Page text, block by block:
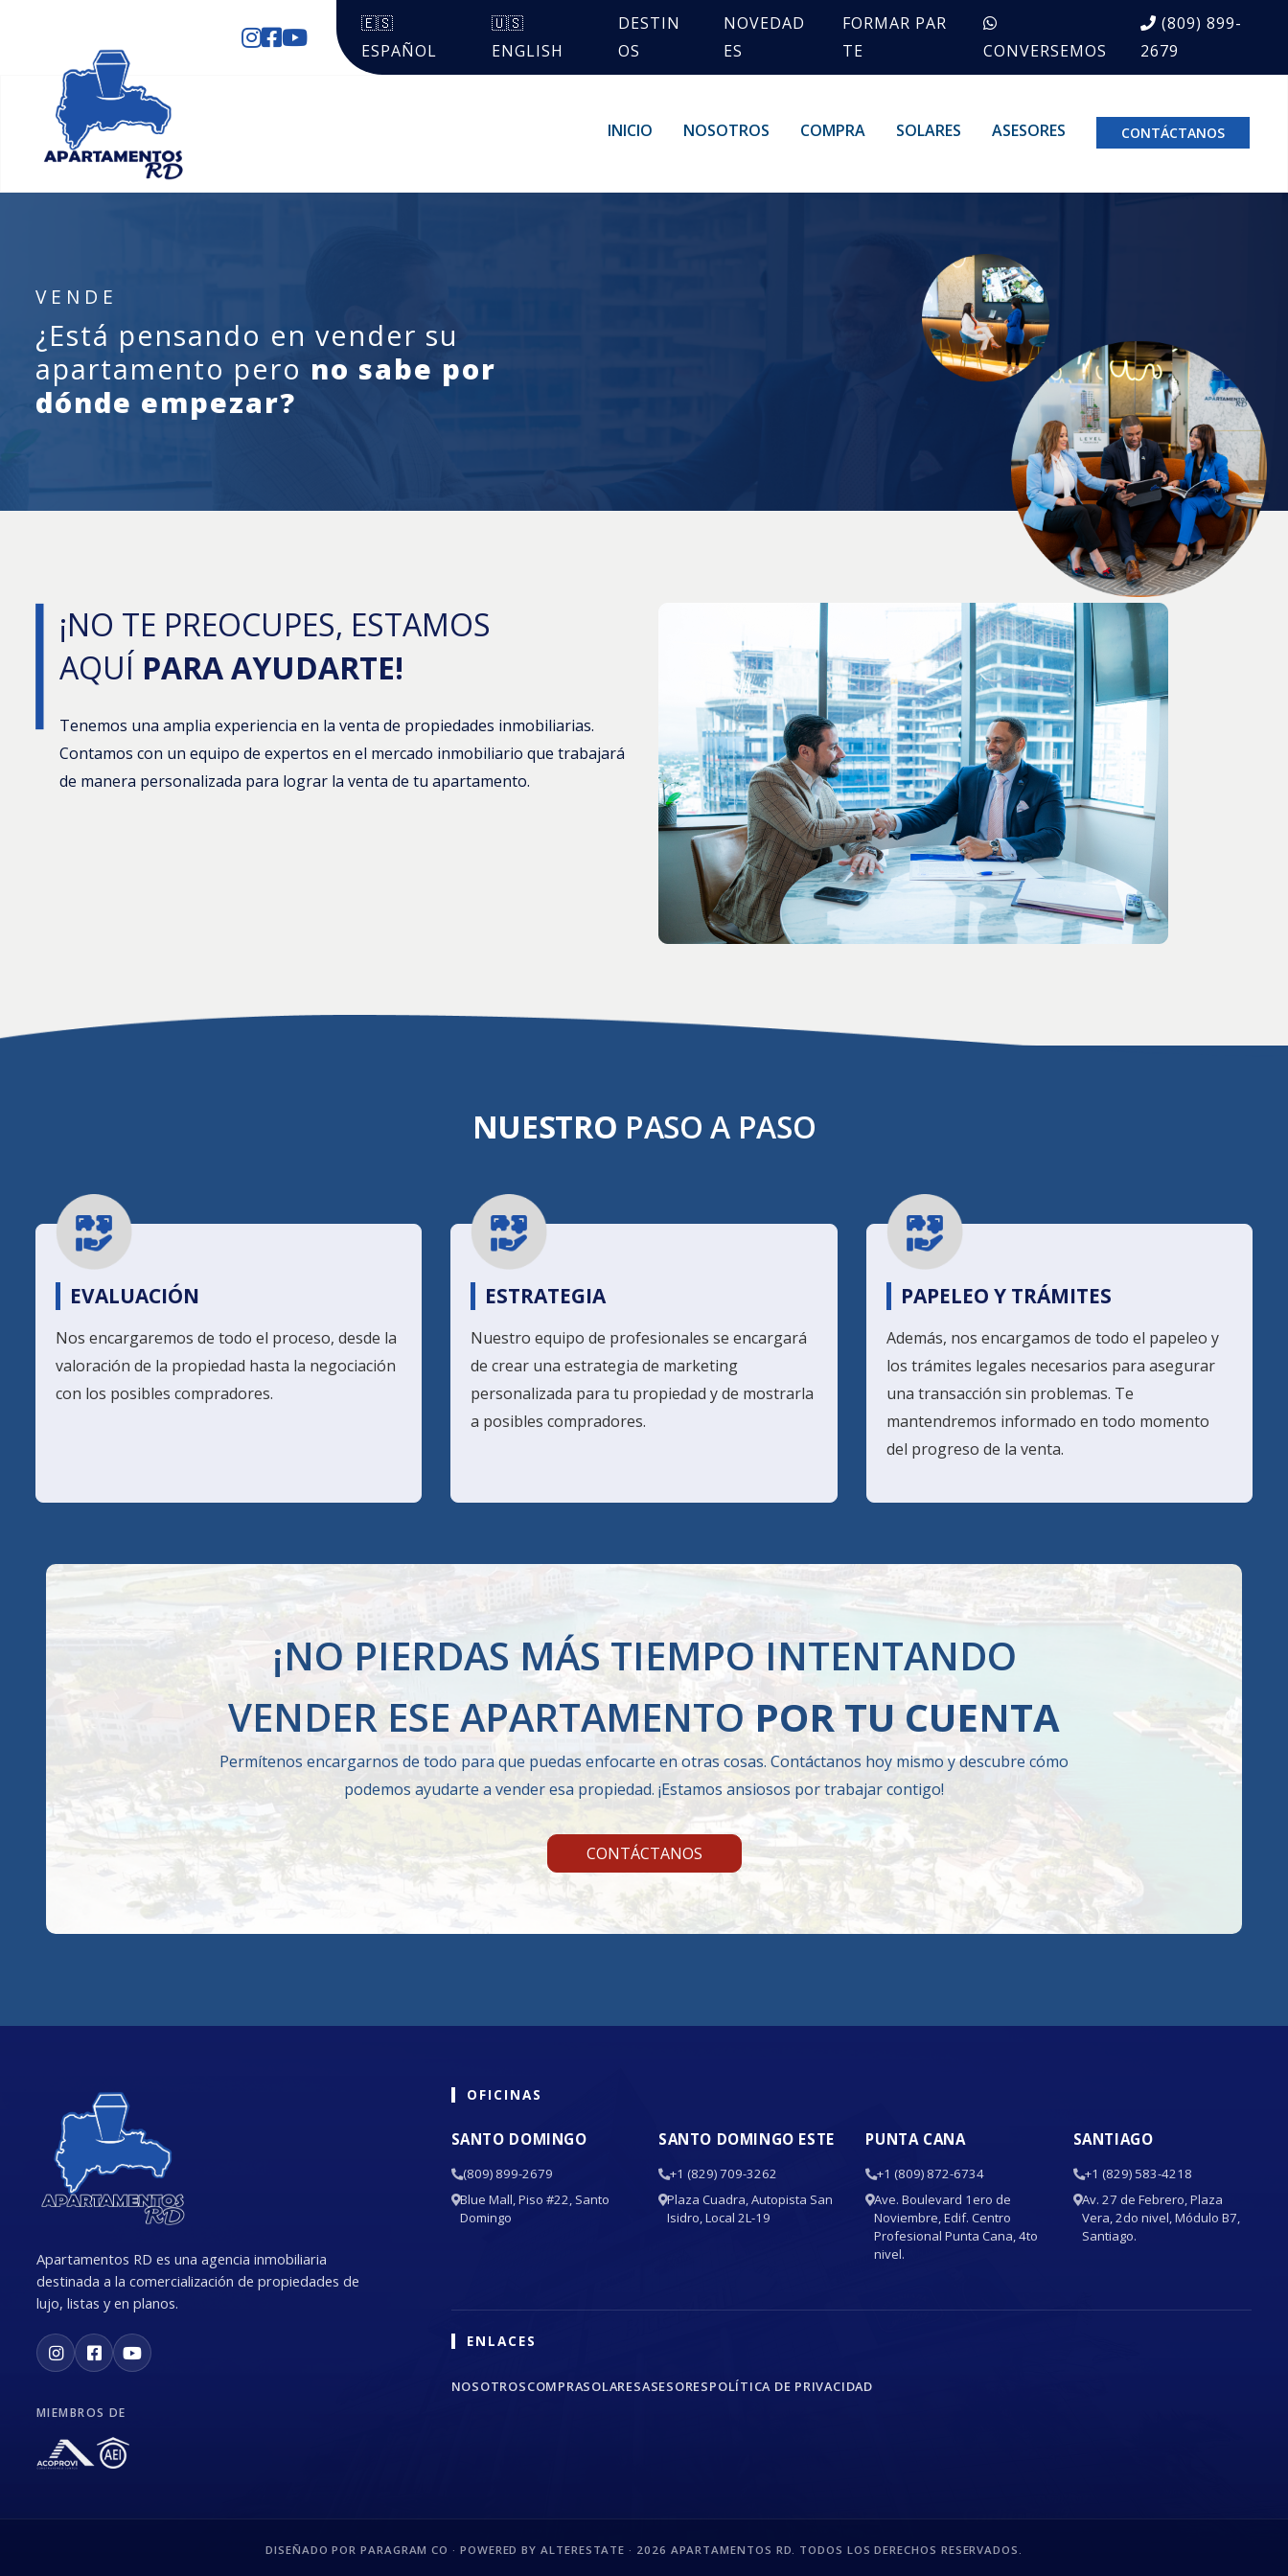
🇪🇸
ESPAÑOL
🇺🇸
ENGLISH
DESTIN
OS
NOVEDAD
ES
FORMAR PAR
TE
CONVERSEMOS
(809) 899-
2679
INICIO NOSOTROS COMPRA SOLARES ASESORES CONTÁCTANOS
VENDE
¿Está pensando en vender su
apartamento pero no sabe por
dónde empezar?
¡NO TE PREOCUPES, ESTAMOS
AQUÍ PARA AYUDARTE!
Tenemos una amplia experiencia en la venta de propiedades inmobiliarias.
Contamos con un equipo de expertos en el mercado inmobiliario que trabajará
de manera personalizada para lograr la venta de tu apartamento.
NUESTRO PASO A PASO
EVALUACIÓN
Nos encargaremos de todo el proceso, desde la
valoración de la propiedad hasta la negociación
con los posibles compradores.
ESTRATEGIA
Nuestro equipo de profesionales se encargará
de crear una estrategia de marketing
personalizada para tu propiedad y de mostrarla
a posibles compradores.
PAPELEO Y TRÁMITES
Además, nos encargamos de todo el papeleo y
los trámites legales necesarios para asegurar
una transacción sin problemas. Te
mantendremos informado en todo momento
del progreso de la venta.
¡NO PIERDAS MÁS TIEMPO INTENTANDO
VENDER ESE APARTAMENTO POR TU CUENTA
Permítenos encargarnos de todo para que puedas enfocarte en otras cosas. Contáctanos hoy mismo y descubre cómo
podemos ayudarte a vender esa propiedad. ¡Estamos ansiosos por trabajar contigo!
CONTÁCTANOS
Apartamentos RD es una agencia inmobiliaria
destinada a la comercialización de propiedades de
lujo, listas y en planos.
MIEMBROS DE
OFICINAS
SANTO DOMINGO
(809) 899-2679
Blue Mall, Piso #22, Santo
Domingo
SANTO DOMINGO ESTE
+1 (829) 709-3262
Plaza Cuadra, Autopista San
Isidro, Local 2L-19
PUNTA CANA
+1 (809) 872-6734
Ave. Boulevard 1ero de
Noviembre, Edif. Centro
Profesional Punta Cana, 4to
nivel.
SANTIAGO
+1 (829) 583-4218
Av. 27 de Febrero, Plaza
Vera, 2do nivel, Módulo B7,
Santiago.
ENLACES
NOSOTROSCOMPRASOLARESASESORESPOLÍTICA DE PRIVACIDAD
DISEÑADO POR PARAGRAM CO · POWERED BY ALTERESTATE · 2026 APARTAMENTOS RD. TODOS LOS DERECHOS RESERVADOS.